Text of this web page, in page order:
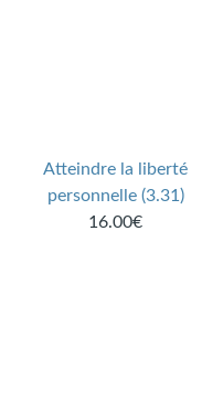
Atteindre la liberté
personnelle (3.31)
16.00€